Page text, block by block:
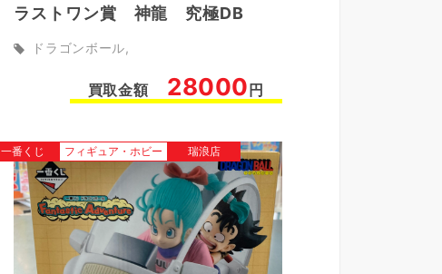
ラストワン賞 神龍 究極DB
ドラゴンボール
買取金額 28000円
一番くじ フィギュア・ホビー 瑞浪店